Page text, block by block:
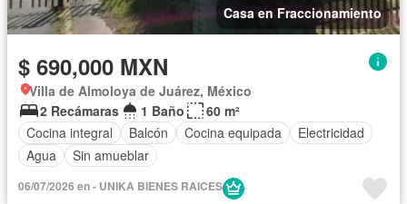
Casa en Fraccionamiento
$ 690,000 MXN
Villa de Almoloya de Juárez, México
2 Recámaras
1 Baño
60 m²
Cocina integral
Balcón Cocina equipada
Electricidad
Agua
Sin amueblar
06/07/2026 en - UNIKA BIENES RAICES